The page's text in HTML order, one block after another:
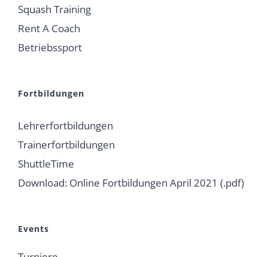
Squash Training
Rent A Coach
Betriebssport
Fortbildungen
Lehrerfortbildungen
Trainerfortbildungen
ShuttleTime
Download: Online Fortbildungen April 2021 (.pdf)
Events